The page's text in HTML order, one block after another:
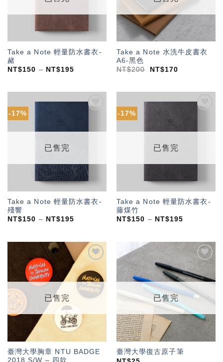
Take a Note 輕量防水書衣-
赭
NT$150 – NT$195
Take a Note 水洗牛皮書衣
A6-黑色
NT$200 NT$170
-17%
望輕
已售完
Take a Note 輕量防水書衣-
殘響
NT$150 – NT$195
-17%
望輕
已售完
Take a Note 輕量防水書衣-
藤煤竹
NT$150 – NT$195
加入
「願
望輕
單」
已售完
臺灣大學胸章 NTU BADGE
2018 S/W – 四款
加入
「願
望輕
已售完
臺灣大學復古原子筆